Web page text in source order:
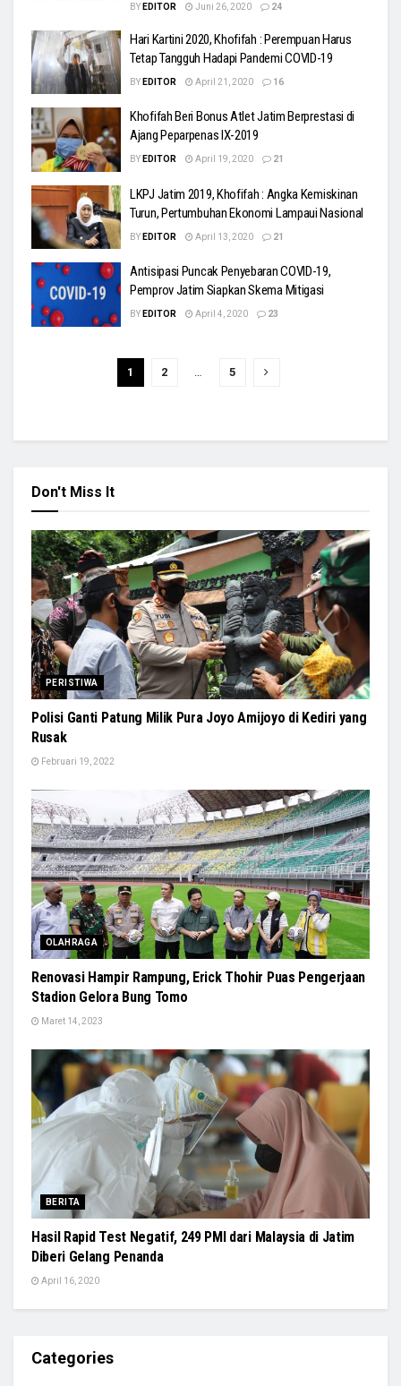
BY EDITOR Juni 26, 2020 24
Hari Kartini 2020, Khofifah : Perempuan Harus
Tetap Tangguh Hadapi Pandemi COVID-19
BY EDITOR April 21, 2020 16
Khofifah Beri Bonus Atlet Jatim Berprestasi di
Ajang Peparpenas IX-2019
BY EDITOR April 19, 2020 21
LKPJ Jatim 2019, Khofifah : Angka Kemiskinan
Turun, Pertumbuhan Ekonomi Lampaui Nasional
BY EDITOR April 13, 2020 21
Antisipasi Puncak Penyebaran COVID-19,
Pemprov Jatim Siapkan Skema Mitigasi
BY EDITOR April 4, 2020 23
1 2 5
Don't Miss It
PERISTIWA
Polisi Ganti Patung Milik Pura Joyo Amijoyo di Kediri yang
Rusak
Februari 19, 2022
OLAHRAGA
Renovasi Hampir Rampung, Erick Thohir Puas Pengerjaan
Stadion Gelora Bung Tomo
Maret 14, 2023
BERITA
Hasil Rapid Test Negatif, 249 PMI dari Malaysia di Jatim
Diberi Gelang Penanda
April 16, 2020
Categories